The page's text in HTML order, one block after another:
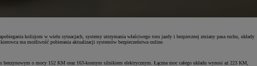
kolizjom w wielu sytuacjach, systemy utrzymania właściwego toru jazdy i bezpiecznej zmiany pasa ruchu, układy
ma możliwość pobierania aktualizacji systemów bezpieczeństwa online.
o mocy 152 KM oraz 163-konnym silnikiem elektrycznym. Łączna moc całego układu wynosi aż 223 KM,